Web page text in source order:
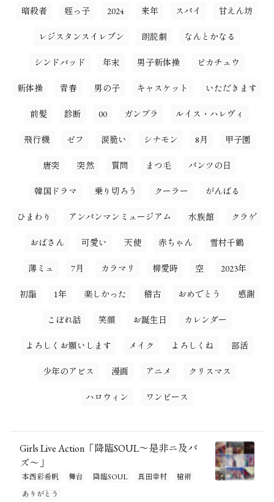
暗殺者 姪っ子 2024 来年 スパイ 甘えん坊
レジスタンスイレブン 朗読劇 なんとかなる
シンドバッド 年末 男子新体操 ピカチュウ
新体操 青春 男の子 キャスケット いただきます
前髪 診断 00 ガンプラ ルイス・ハレヴィ
飛行機 ゼフ 涙脆い シナモン 8月 甲子園
唐突 突然 質問 まつ毛 パンツの日
韓国ドラマ 乗り切ろう クーラー がんばる
ひまわり アンパンマンミュージアム 水族館 クラゲ
おばさん 可愛い 天使 赤ちゃん 雪村千鶴
薄ミュ 7月 カラマリ 柳愛時 空 2023年
初詣 1年 楽しかった 稽古 おめでとう 感謝
こぼれ話 笑顔 お誕生日 カレンダー
よろしくお願いします メイク よろしくね 部活
少年のアビス 漫画 アニメ クリスマス
ハロウィン ワンピース
Girls Live Action「降臨SOUL～是非ニ及バ
ズ～」
本西彩希帆 舞台 降臨SOUL 真田幸村
槍術
ありがとう